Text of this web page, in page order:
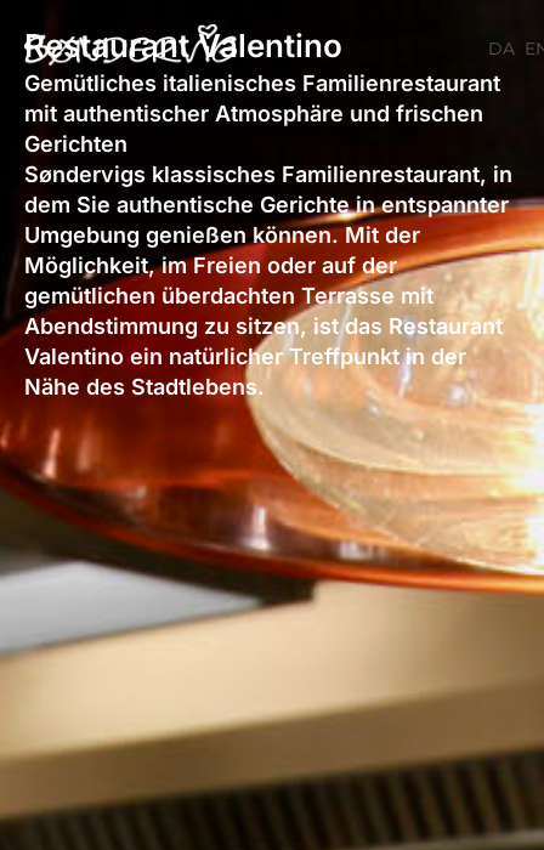
Inhalt
springen
DA
Restaurant Valentino
Gemütliches italienisches Familienrestaurant
mit authentischer Atmosphäre und frischen
Gerichten
Søndervigs klassisches Familienrestaurant, in
dem Sie authentische Gerichte in entspannter
Umgebung genießen können. Mit der
Möglichkeit, im Freien oder auf der
gemütlichen überdachten Terrasse mit
Abendstimmung zu sitzen, ist das Restaurant
Valentino ein natürlicher Treffpunkt in der
Nähe des Stadtlebens.